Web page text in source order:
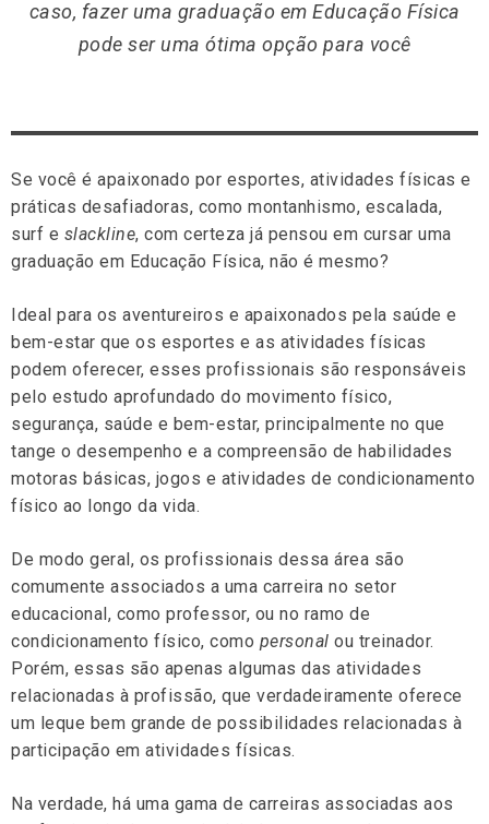
caso, fazer uma graduação em Educação Física
pode ser uma ótima opção para você
Se você é apaixonado por esportes, atividades físicas e
práticas desafiadoras, como montanhismo, escalada,
surf e slackline, com certeza já pensou em cursar uma
graduação em Educação Física, não é mesmo?
Ideal para os aventureiros e apaixonados pela saúde e
bem-estar que os esportes e as atividades físicas
podem oferecer, esses profissionais são responsáveis
pelo estudo aprofundado do movimento físico,
segurança, saúde e bem-estar, principalmente no que
tange o desempenho e a compreensão de habilidades
motoras básicas, jogos e atividades de condicionamento
físico ao longo da vida.
De modo geral, os profissionais dessa área são
comumente associados a uma carreira no setor
educacional, como professor, ou no ramo de
condicionamento físico, como personal ou treinador.
Porém, essas são apenas algumas das atividades
relacionadas à profissão, que verdadeiramente oferece
um leque bem grande de possibilidades relacionadas à
participação em atividades físicas.
Na verdade, há uma gama de carreiras associadas aos